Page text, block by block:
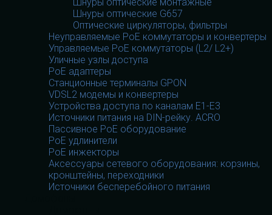
Шнуры оптические G657
Оптические циркуляторы, фильтры
Неуправляемые PoE коммутаторы и конвертеры
Управляемые PoE коммутаторы (L2/ L2+)
Уличные узлы доступа
PoE адаптеры
Станционные терминалы GPON
VDSL2 модемы и конвертеры
Устройства доступа по каналам E1-E3
Источники питания на DIN-рейку. ACRO
Пассивное PoE оборудование
PoE удлинители
PoE инжекторы
Аксессуары сетевого оборудования: корзины,
кронштейны, переходники
Источники бесперебойного питания